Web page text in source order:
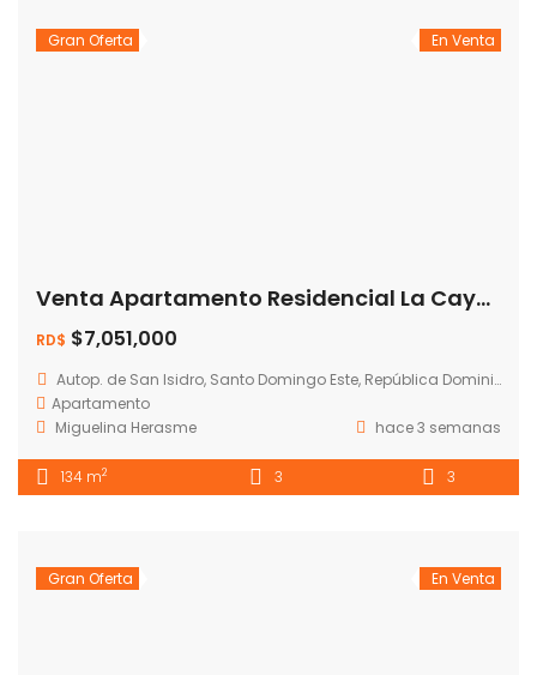
Gran Oferta En Venta
Venta Apartamento Residencial La Cayena – Santo Domingo Este
RD$ $7,051,000
Autop. de San Isidro, Santo Domingo Este, República Dominicana
Apartamento
Miguelina Herasme
hace 3 semanas
134 m2 3 3
Gran Oferta En Venta